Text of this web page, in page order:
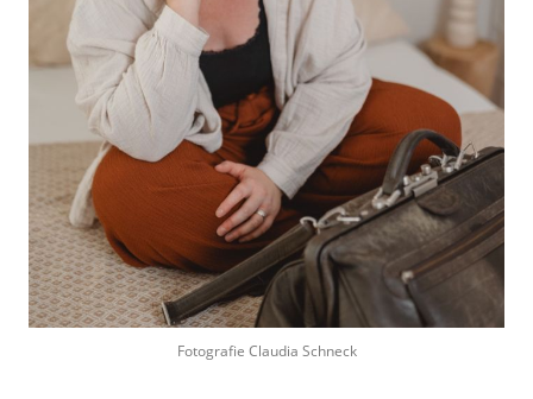
Fotografie Claudia Schneck